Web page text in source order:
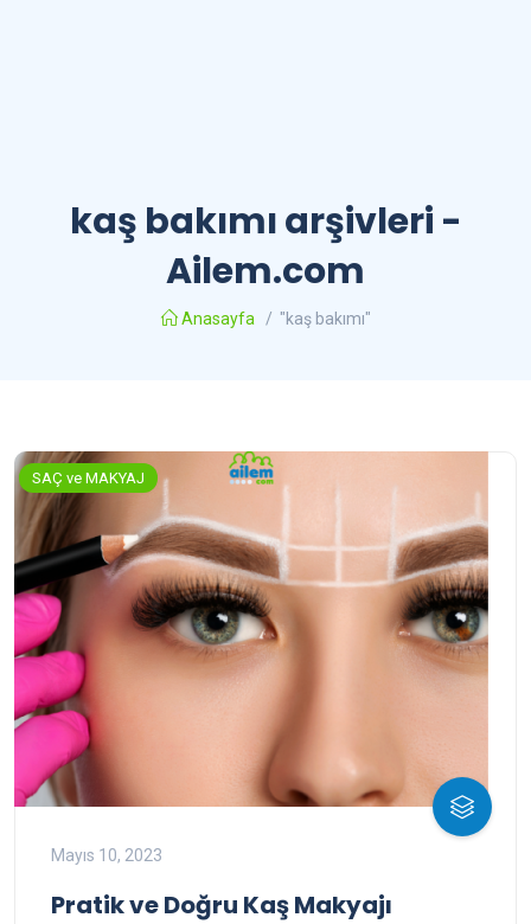
kaş bakımı arşivleri -
Ailem.com
Anasayfa / "kaş bakımı"
SAÇ ve MAKYAJ
Mayıs 10, 2023
Pratik ve Doğru Kaş Makyajı